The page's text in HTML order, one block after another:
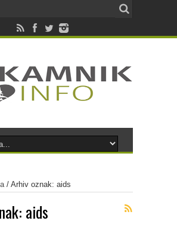
/ Arhiv oznak: aids
aids